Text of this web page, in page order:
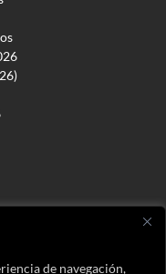
de navegación,
reservados